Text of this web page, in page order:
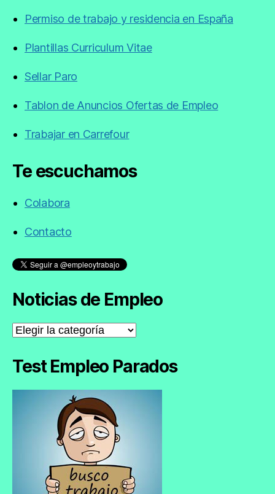
Permiso de trabajo y residencia en España
Plantillas Curriculum Vitae
Sellar Paro
Tablon de Anuncios Ofertas de Empleo
Trabajar en Carrefour
Te escuchamos
Colabora
Contacto
Noticias de Empleo
Noticias
de
Test Empleo Parados